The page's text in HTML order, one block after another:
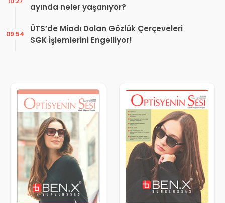
ayında neler yaşanıyor?
ÜTS’de Miadı Dolan Gözlük Çerçeveleri
SGK İşlemlerini Engelliyor!
09:54